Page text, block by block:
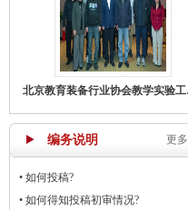
北京教
编务说明 更
• 如何投稿?
• 如何得知投稿初审情况?